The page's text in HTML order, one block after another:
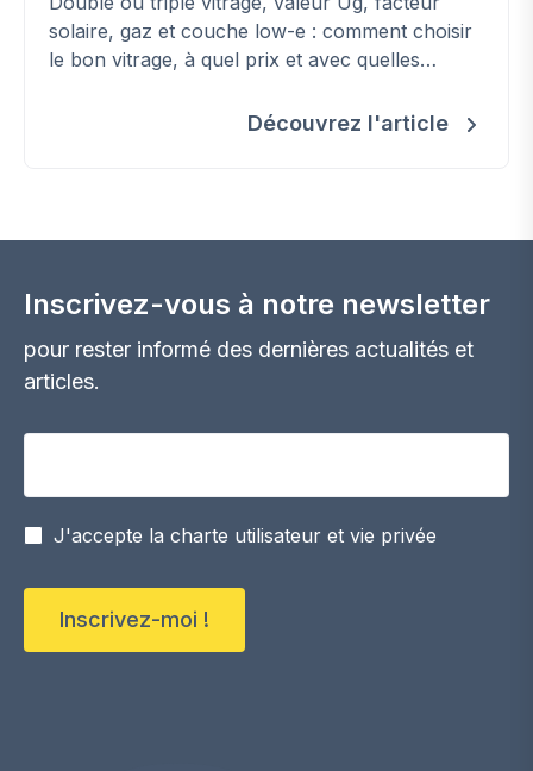
solaire, gaz et couche low-e : comment choisir
le bon vitrage, à quel prix et avec quelles
Découvrez l'article
Inscrivez-vous à notre newsletter
pour rester informé des dernières actualités et
articles.
J'accepte la charte utilisateur et vie privée
Inscrivez-moi !